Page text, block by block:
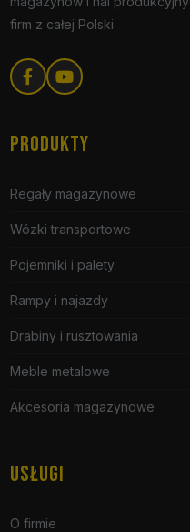
firm z całej Polski.
PRODUKTY
Regały magazynowe
Wózki transportowe
Pojemniki i palety
Rampy i najazdy
Drabiny i rusztowania
Meble metalowe
Akcesoria magazynowe
USŁUGI
O firmie